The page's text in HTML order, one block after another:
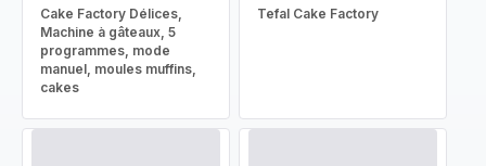
Cake Factory Délices,
Machine à gâteaux, 5
programmes, mode
manuel, moules muffins,
cakes
Tefal Cake Factory